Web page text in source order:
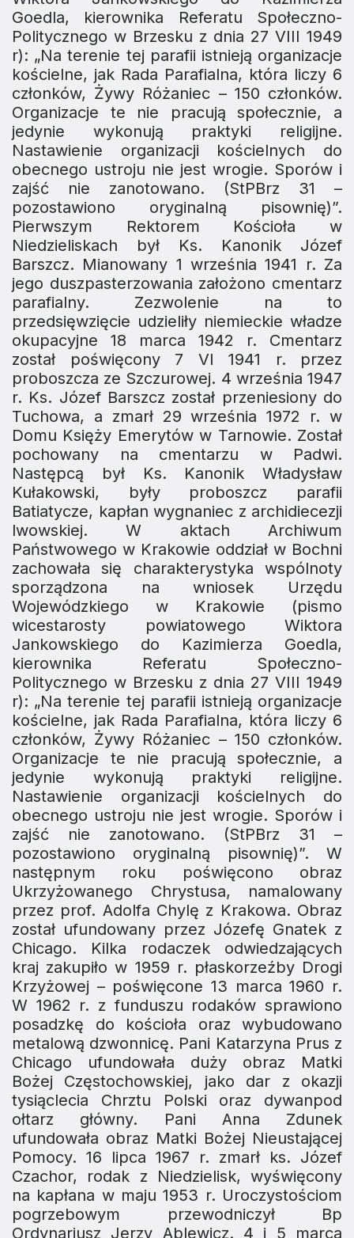
Goedla, kierownika Referatu Społeczno-
Politycznego w Brzesku z dnia 27 VIII 1949
r): „Na terenie tej parafii istnieją organizacje
kościelne, jak Rada Parafialna, która liczy 6
członków, Żywy Różaniec – 150 członków.
Organizacje te nie pracują społecznie, a
jedynie wykonują praktyki religijne.
Nastawienie organizacji kościelnych do
obecnego ustroju nie jest wrogie. Sporów i
zajść nie zanotowano. (StPBrz 31 –
pozostawiono oryginalną pisownię)”.
Pierwszym Rektorem Kościoła w
Niedzieliskach był Ks. Kano­nik Józef
Barszcz. Mianowany 1 września 1941 r. Za
jego duszpasterzowania założono cmen­tarz
parafialny. Zezwolenie na to
przedsięwzięcie udzieliły niemieckie władze
okupacyjne 18 marca 1942 r. Cmentarz
został poświęcony 7 VI 1941 r. przez
proboszcza ze Szczurowej. 4 września 1947
r. Ks. Józef Barszcz został przeniesiony do
Tuchowa, a zmarł 29 września 1972 r. w
Domu Księży Emerytów w Tarnowie. Został
pochowany na cmentarzu w Padwi.
Następcą był Ks. Kanonik Władysław
Kułakowski, były pro­boszcz parafii
Batiatycze, kapłan wygnaniec z archidiecezji
lwowskiej. W aktach Archiwum
Państwowego w Krakowie oddział w Bochni
zachowała się charakterystyka wspólnoty
sporządzona na wniosek Urzędu
Wojewódzkiego w Krakowie (pismo
wicestarosty powiatowego Wiktora
Jankowskiego do Kazimierza Goedla,
kierownika Referatu Społeczno-
Politycznego w Brzesku z dnia 27 VIII 1949
r): „Na terenie tej parafii istnieją organizacje
kościelne, jak Rada Parafialna, która liczy 6
członków, Żywy Różaniec – 150 członków.
Organizacje te nie pracują społecznie, a
jedynie wykonują praktyki religijne.
Nastawienie organizacji kościelnych do
obecnego ustroju nie jest wrogie. Sporów i
zajść nie zanotowano. (StPBrz 31 –
pozostawiono oryginalną pisownię)”. W
następnym roku poświęcono obraz
Ukrzyżowa­nego Chrystusa, namalowany
przez prof. Adolfa Chylę z Kra­kowa. Obraz
został ufundowany przez Józefę Gnatek z
Chicago. Kilka rodaczek odwiedzających
kraj zakupiło w 1959 r. płaskorzeźby Drogi
Krzyżowej – poświęcone 13 mar­ca 1960 r.
W 1962 r. z funduszu rodaków sprawiono
posadzkę do kościoła oraz wybudowano
metalową dzwonnicę. Pani Katarzyna Prus z
Chicago ufundowała duży obraz Matki
Bożej Częstochowskiej, jako dar z okazji
tysiąclecia Chrztu Polski oraz dywanpod
ołtarz główny. Pani Anna Zdunek
ufundowała obraz Matki Bożej Nieustającej
Pomocy. 16 lipca 1967 r. zmarł ks. Józef
Czachor, rodak z Niedzielisk, wyświęcony
na kapłana w maju 1953 r. Uroczystościom
pogrzebowym przewodniczył Bp
Ordynariusz Jerzy Ablewicz. 4 i 5 marca